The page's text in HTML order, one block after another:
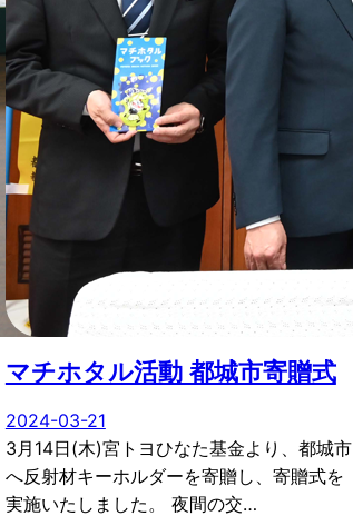
マチホタル活動 都城市寄贈式
2024-03-21
3月14日(木)宮トヨひなた基金より、都城市
へ反射材キーホルダーを寄贈し、寄贈式を
実施いたしました。 夜間の交…